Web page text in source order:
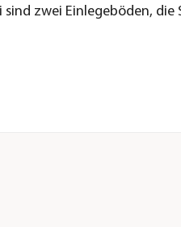
sind zwei Einlegeböden, die